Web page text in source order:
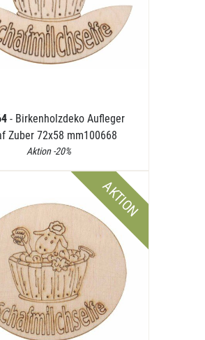
- Birkenholzdeko Aufleger
Zuber 72x58 mm100668
Aktion -20%
AKTION